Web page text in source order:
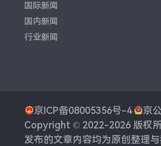
国际新闻
国内新闻
行业新闻
京ICP备08005356号-4
京
Copyright © 2022-2026 版权
发布的文章内容均为原创整理